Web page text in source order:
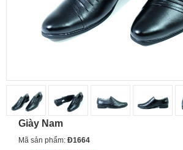
Giày Nam
Mã sản phẩm: Đ1664